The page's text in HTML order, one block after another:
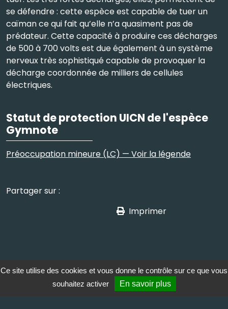
se défendre : cette espèce est capable de tuer un
caïman ce qui fait qu’elle n’a quasiment pas de
prédateur. Cette capacité à produire ces décharges
de 500 à 700 volts est due également à un système
nerveux très sophistiqué capable de provoquer la
décharge coordonnée de milliers de cellules
électriques.
Statut de protection UICN de l'espèce
Gymnote
Préoccupation mineure (LC) — Voir la légende
Partager sur :
Imprimer
Ce site utilise des cookies et vous donne le contrôle sur ce que vous
souhaitez activer
En savoir plus